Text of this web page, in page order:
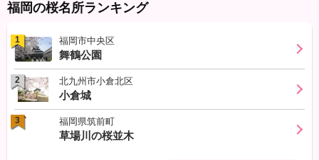
福岡の桜名所ランキング
1 福岡市中央区
舞鶴公園
2 北九州市小倉北区
小倉城
3 福岡県筑前町
草場川の桜並木